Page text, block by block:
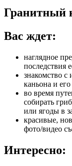
Гранитный
Вас ждет:
наглядное
последствия
знакомство с
каньона и
во время
собирать
или ягоды в
красивые,
фото/видео
Интересно: